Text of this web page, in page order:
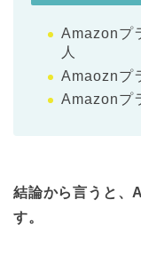
Amazonプ
人
Amaoznプ
Amazonプ
結論から言うと、
す。